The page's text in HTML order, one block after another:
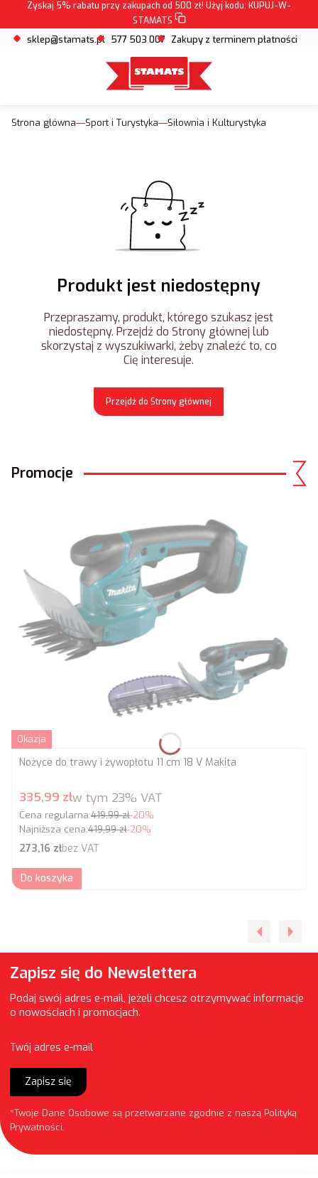
Zyskaj 5% rabatu przy zakupach od 500 zł! Użyj kodu: KUPUJ-W-
STAMATS
sklep@stamats.pl 577 503 007 Zakupy z terminem płatności
Strona główna Sport i Turystyka Siłownia i Kulturystyka
Produkt jest niedostępny
Przepraszamy, produkt, którego szukasz jest
niedostępny. Przejdź do Strony głównej lub
skorzystaj z wyszukiwarki, żeby znaleźć to, co
Cię interesuje.
Przejdź do Strony głównej
Promocje
Okazja
Nożyce do trawy i żywopłotu 11 cm 18 V Makita
Cena promocyjna brutto
335,99 złw tym 23% VAT
Cena regularna:419,99 zł-20%
Najniższa cena:419,99 zł-20%
Cena netto
273,16 złbez VAT
Do koszyka
Zapisz się do Newslettera
Podaj swój adres e-mail, jeżeli chcesz otrzymywać informacje
o nowościach i promocjach.
Twój adres e-mail
Zapisz się
*Twoje Dane Osobowe są przetwarzane zgodnie z naszą Polityką
Prywatności.